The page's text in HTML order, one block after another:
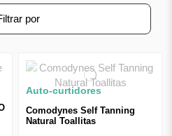
por
Auto-curtidores
Comodynes Self Tanning
Natural Toallitas